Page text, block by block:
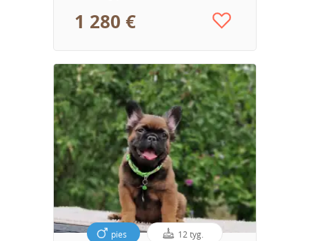
1 280 €
pies 12 tyg.